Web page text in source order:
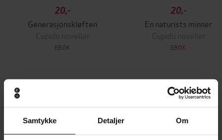
Samtykke Detaljer Om
20,-
Generasjonskløften
Cupido noveller
EBOK
20,-
En naturists minner
Cupido noveller
EBOK
Andre har også kjøpt